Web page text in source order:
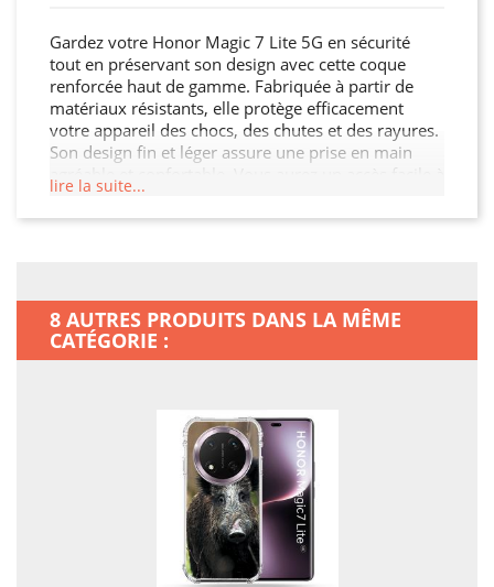
Gardez votre Honor Magic 7 Lite 5G en sécurité
tout en préservant son design avec cette coque
renforcée haut de gamme. Fabriquée à partir de
matériaux résistants, elle protège efficacement
votre appareil des chocs, des chutes et des rayures.
Son design fin et léger assure une prise en main
agréable et confortable. Vous aurez un accès facile à
tous les ports et boutons de votre Honor Magic 7
Lite 5G grâce à sa découpe précise. Choisissez cette
lire la suite...
8 AUTRES PRODUITS DANS LA MÊME
CATÉGORIE :